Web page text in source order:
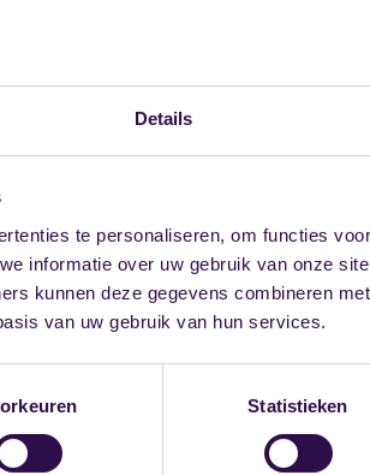
Details
te personaliseren, om functies
informatie over uw gebruik van onze
kunnen deze gegevens combineren
van uw gebruik van hun services.
Statistieken
in het bijzonder
van bezwaren- en
mediator in arbeidsgeschillen.
ongewenste
het geven van adviezen
In verband hiermee
In de loop der tijd heb ik vele
ik nog regelmatig gebeld voor
als voor particulieren, als
en met 2018 voorzitter van de LVV